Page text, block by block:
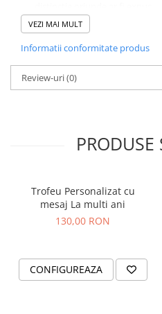
Material: O combinatie
modern si durabil.
Personalizare: Posibilitatea de
Opteaza pentru un
cadou care depaseste orice
o recunoastere a legaturii
VEZI MAI MULT
Informatii conformitate produs
Review-uri(0)
PRODUSE
Trofeu Personalizat cu
mesaj La multi ani
130,00 RON
CONFIGUREAZA